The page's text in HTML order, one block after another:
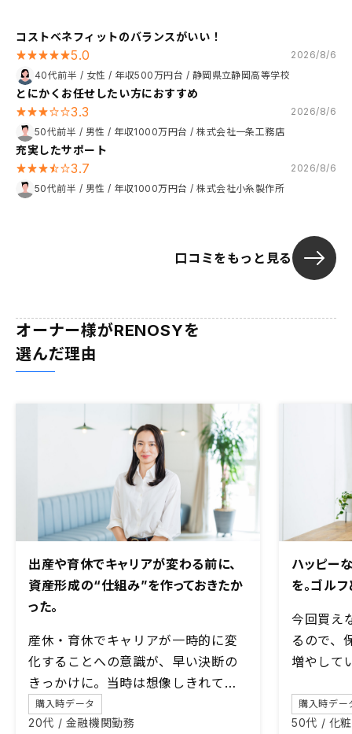
コストベネフィットのバランスがいい！
5.0
2026/8/6
40代前半 / 女性 / 年収500万円台 / 静岡県立静岡高等学校
とにかくお任せしたい方におすすめ
3.3
2026/8/6
50代前半 / 男性 / 年収1000万円台 /株式会社一条工務店
充実したサポート
3.7
2026/8/6
50代前半 / 男性 / 年収1000万円台 /株式会社小糸製作所
口コミをもっと見る
オーナー様がRENOSYを
選んだ理由
出産や育休でキャリアが変わる前に、
資産形成の“仕組み”を作っておきたか
った。
産休・育休でキャリアが一時的に変
化することへの意識が、早い決断の
きっかけに。当時は想像しきれてい
なかった「教育資金」としての価値
も、子育て中の今、大きな安心感に
購入時データ
20代 / 金融機関勤務
ハッピー
を。ゴル
今回買え
るので、
増やして
購入時デー
50代 / 化